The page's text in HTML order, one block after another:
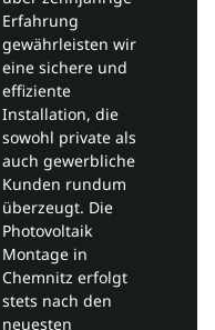
Erfahrung
gewährleisten wir
eine sichere und
effiziente
Installation, die
sowohl private als
auch gewerbliche
Kunden rundum
überzeugt. Die
Photovoltaik
Montage in
Chemnitz erfolgt
stets nach den
neuesten